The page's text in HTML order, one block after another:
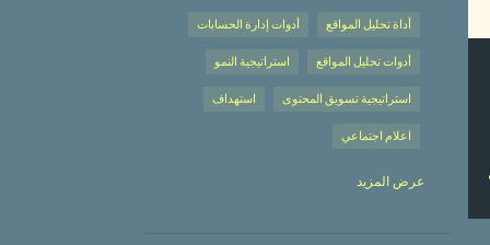
أداة تحليل المواقع أدوات إدارة الحسابات
أدوات تحليل المواقع استراتيجية النمو
استراتيجية تسويق المحتوى استهداف
اعلام اجتماعي
عرض المزيد